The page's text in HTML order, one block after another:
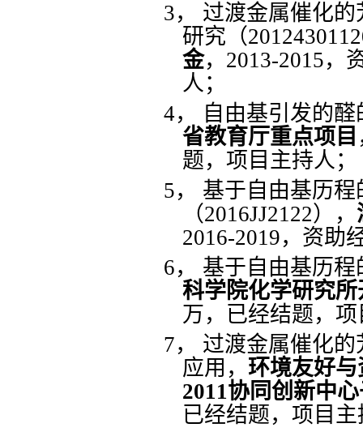
3， 过渡金属催化的
研究（
金， 2013-2015，
人；
4，
自由基引发的
省教育厅重点项目
题，项目主持人；
5， 基于自由基历
（2016JJ2122），
2016-2019， 资助
6， 基于自由基历
科学院化学研究
万，已经结题，
7， 过渡金属催化的
应用， 环境友好
2011协同创新中
已经结题，项目